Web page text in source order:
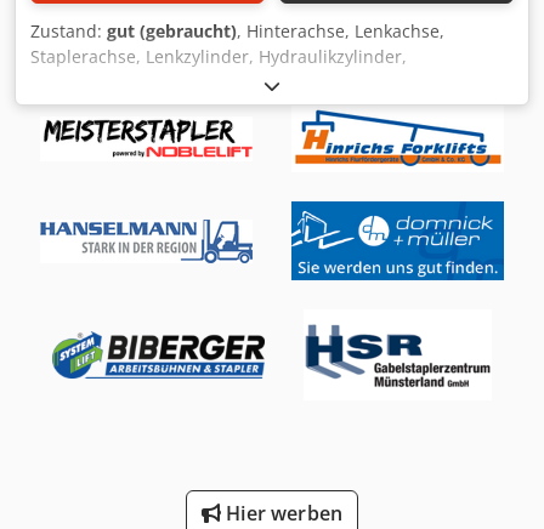
Zustand: gut (gebraucht), Hinterachse, Lenkachse,
Staplerachse, Lenkzylinder, Hydraulikzylinder,
Stützzylinder, Hydraulikstempel, Druckstempel,
Zugstangenzylinder -Hydraulikzylinder:
Zugstangenzylinder Hub 160 mm Dcedpjv Nixiofx Ai Eek -
Kolbenstange: Ø 40 mm -Abmessungen: Ø 75 x 310 mm -
Hier werben